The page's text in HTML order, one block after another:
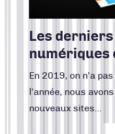
STRATÉGIE DE
STRATÉGIE DE
UNCATEGORIZED
Les
numériques
En 2019, on n’a
l’année, nous
nouveaux sites…